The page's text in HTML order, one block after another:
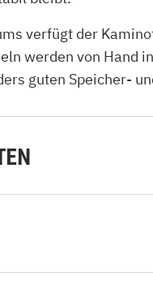
verfügt der
werden von Hand
guten Speicher-